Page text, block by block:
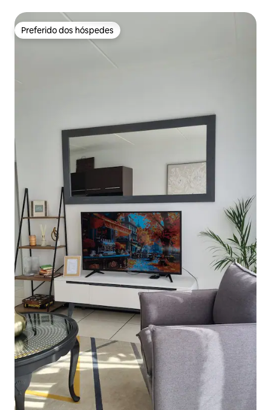
Preferido dos hóspedes
Preferido dos hóspedes